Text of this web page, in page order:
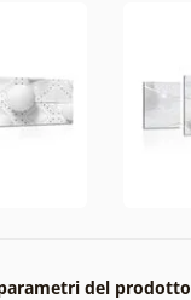
del prodotto